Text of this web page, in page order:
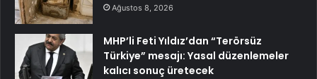
Ağustos 8, 2026
MHP’li Feti Yıldız’dan “Terörsüz
Türkiye” mesajı: Yasal düzenlemeler
kalıcı sonuç üretecek